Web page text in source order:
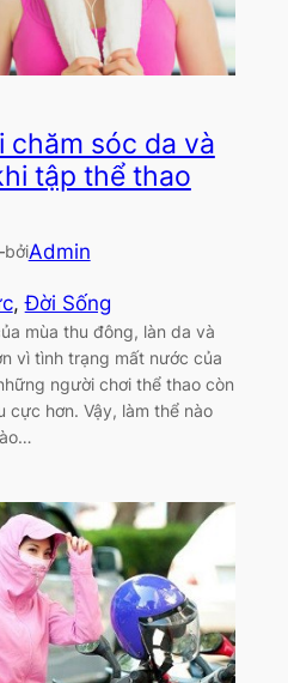
chăm sóc da và
tập thể thao
bởiAdmin
, Đời Sống
mùa thu đông, làn da và
vì tình trạng mất nước của
người chơi thể thao còn
cực hơn. Vậy, làm thể nào